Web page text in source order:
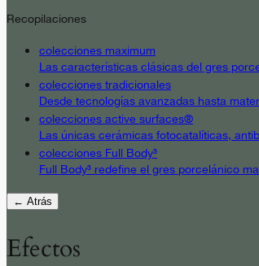
Recopilaciones
colecciones maximum
Las características clásicas del gres
colecciones tradicionales
Desde tecnologías avanzadas hasta
colecciones active surfaces®
Las únicas cerámicas fotocatalíticas,
colecciones Full Body³
Full Body³ redefine el gres porcelánico
← Atrás
Efectos